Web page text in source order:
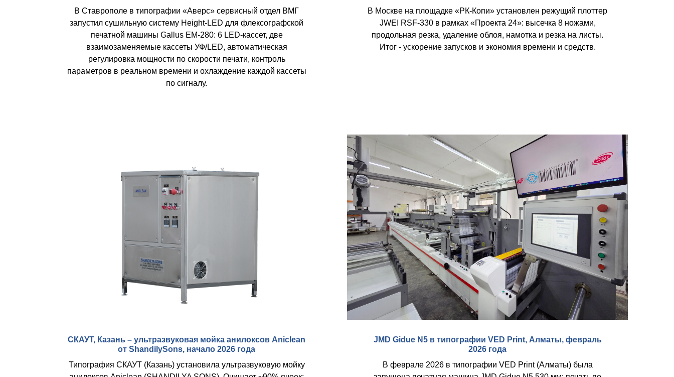
В Ставрополе в типографии «Аверс» сервисный отдел ВМГ
запустил сушильную систему Height-LED для флексографской
печатной машины Gallus EM-280: 6 LED-кассет, две
взаимозаменяемые кассеты УФ/LED, автоматическая
регулировка мощности по скорости печати, контроль
параметров в реальном времени и охлаждение каждой кассеты
по сигналу.
В Москве на площадке «РК-Копи» установлен режущий плоттер
JWEI RSF-330 в рамках «Проекта 24»: высечка 8 ножами,
продольная резка, удаление облоя, намотка и резка на листы.
Итог - ускорение запусков и экономия времени и средств.
СКАУТ, Казань – ультразвуковая мойка анилоксов Aniclean
от ShandilySons, начало 2026 года
Типография СКАУТ (Казань) установила ультразвуковую мойку
JMD Gidue N5 в типографии VED Print, Алматы, февраль
2026 года
В феврале 2026 в типографии VED Print (Алматы) была